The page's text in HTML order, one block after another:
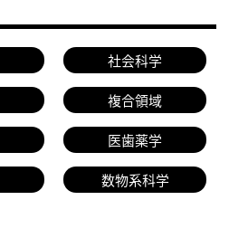
社会科学
複合領域
医歯薬学
数物系科学